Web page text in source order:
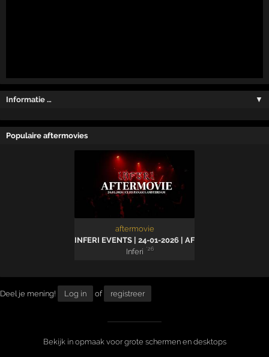
Informatie … ▼
Populaire aftermovies
aftermovie
INFERI EVENTS | 24-01-2026 | AFTERMOVIE
Inferi
'26
Deel je mening! Log in of registreer
Bekijk in opmaak voor grote schermen en desktops